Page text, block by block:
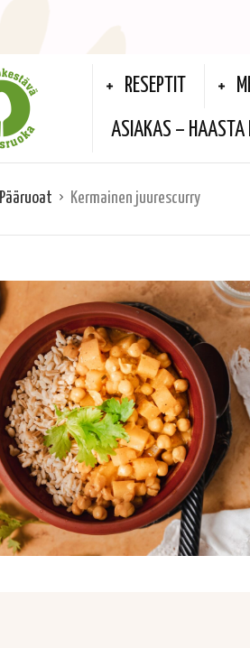
RESEPTIT
ASIAKAS – HAASTA
Pääruoat Kermainen juurescurry